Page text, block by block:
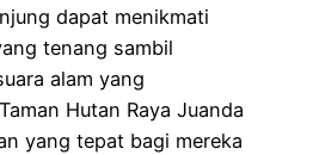
dapat menikmati
tenang sambil
alam yang
Hutan Raya Juanda
yang tepat bagi mereka